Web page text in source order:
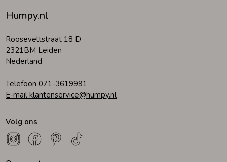
Humpy.nl
Rooseveltstraat 18 D
2321BM Leiden
Nederland
Telefoon 071-3619991
E-mail klantenservice@humpy.nl
Volg ons